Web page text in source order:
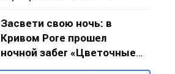
мира по бодибилдингу
Засвети свою ночь: в
Кривом Роге прошел
ночной забег «Цветочные
часы»